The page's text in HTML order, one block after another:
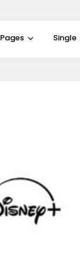
Pages Single